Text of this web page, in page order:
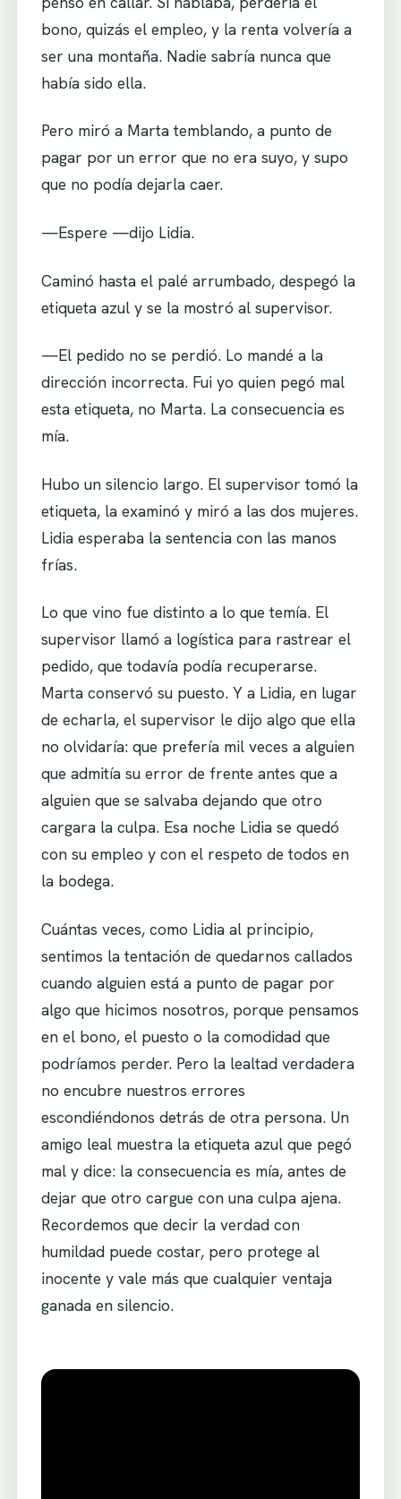
bono, quizás el empleo, y la renta volvería a
ser una montaña. Nadie sabría nunca que
había sido ella.
Pero miró a Marta temblando, a punto de
pagar por un error que no era suyo, y supo
que no podía dejarla caer.
—Espere —dijo Lidia.
Caminó hasta el palé arrumbado, despegó la
etiqueta azul y se la mostró al supervisor.
—El pedido no se perdió. Lo mandé a la
dirección incorrecta. Fui yo quien pegó mal
esta etiqueta, no Marta. La consecuencia es
mía.
Hubo un silencio largo. El supervisor tomó la
etiqueta, la examinó y miró a las dos mujeres.
Lidia esperaba la sentencia con las manos
frías.
Lo que vino fue distinto a lo que temía. El
supervisor llamó a logística para rastrear el
pedido, que todavía podía recuperarse.
Marta conservó su puesto. Y a Lidia, en lugar
de echarla, el supervisor le dijo algo que ella
no olvidaría: que prefería mil veces a alguien
que admitía su error de frente antes que a
alguien que se salvaba dejando que otro
cargara la culpa. Esa noche Lidia se quedó
con su empleo y con el respeto de todos en
la bodega.
Cuántas veces, como Lidia al principio,
sentimos la tentación de quedarnos callados
cuando alguien está a punto de pagar por
algo que hicimos nosotros, porque pensamos
en el bono, el puesto o la comodidad que
podríamos perder. Pero la lealtad verdadera
no encubre nuestros errores
escondiéndonos detrás de otra persona. Un
amigo leal muestra la etiqueta azul que pegó
mal y dice: la consecuencia es mía, antes de
dejar que otro cargue con una culpa ajena.
Recordemos que decir la verdad con
humildad puede costar, pero protege al
inocente y vale más que cualquier ventaja
ganada en silencio.